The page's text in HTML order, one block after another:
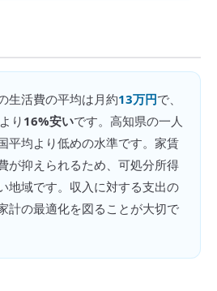
生活費の平均は月約13万円で、
り 16%安いです。 高知県の一人
平均より低めの水準です。家賃
が抑えられるため、可処分所得
地域です。収入に対する支出の
計の最適化を図ることが大切で